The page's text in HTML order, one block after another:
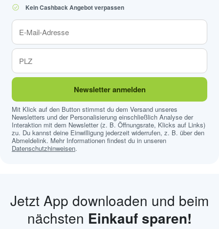
Kein Cashback Angebot verpassen
Newsletter anmelden
Mit Klick auf den Button stimmst du dem Versand unseres
Newsletters und der Personalisierung einschließlich Analyse der
Interaktion mit dem Newsletter (z. B. Öffnungsrate, Klicks auf Links)
zu. Du kannst deine Einwilligung jederzeit widerrufen, z. B. über den
Abmeldelink. Mehr Informationen findest du in unseren
Datenschutzhinweisen.
Jetzt App downloaden und beim
nächsten Einkauf sparen!